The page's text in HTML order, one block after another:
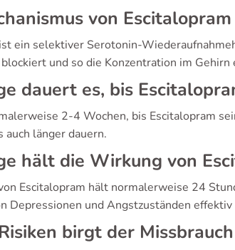
von Escitalopram
ein selektiver Serotonin-
und so die Konzentration im
dauert es, bis
2-4 Wochen, bis Escitalopram
auch länger dauern.
hält die Wirkung von
Escitalopram hält normalerweise 24
Depressionen und Angstzuständen effektiv
birgt der